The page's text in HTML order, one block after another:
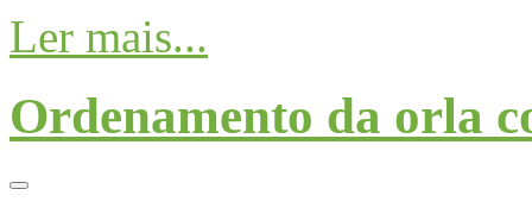
Ler mais...
Ordenamento da orla